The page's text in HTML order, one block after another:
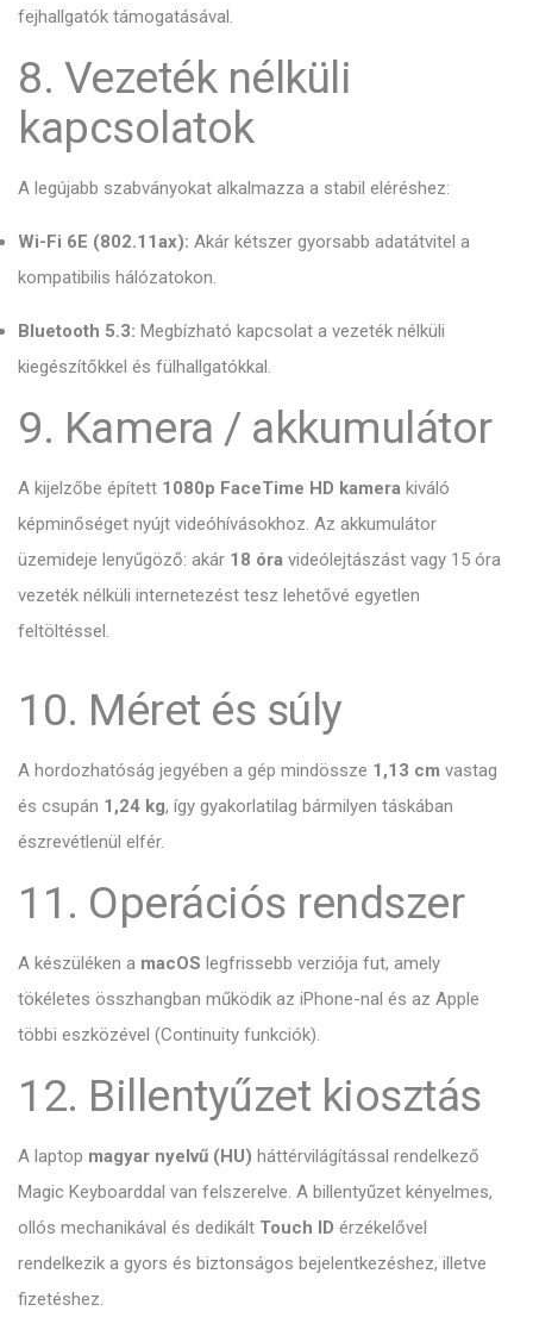
fejhallgatók támogatásával.
8. Vezeték nélküli
kapcsolatok
A legújabb szabványokat alkalmazza a stabil eléréshez:
Wi-Fi 6E (802.11ax): Akár kétszer gyorsabb adatátvitel a
kompatibilis hálózatokon.
Bluetooth 5.3: Megbízható kapcsolat a vezeték nélküli
kiegészítőkkel és fülhallgatókkal.
9. Kamera / akkumulátor
A kijelzőbe épített 1080p FaceTime HD kamera kiváló
képminőséget nyújt videóhívásokhoz. Az akkumulátor
üzemideje lenyűgöző: akár 18 óra videólejtászást vagy 15 óra
vezeték nélküli internetezést tesz lehetővé egyetlen
feltöltéssel.
10. Méret és súly
A hordozhatóság jegyében a gép mindössze 1,13 cm vastag
és csupán 1,24 kg, így gyakorlatilag bármilyen táskában
észrevétlenül elfér.
11. Operációs rendszer
A készüléken a macOS legfrissebb verziója fut, amely
tökéletes összhangban működik az iPhone-nal és az Apple
többi eszközével (Continuity funkciók).
12. Billentyűzet kiosztás
A laptop magyar nyelvű (HU) háttérvilágítással rendelkező
Magic Keyboarddal van felszerelve. A billentyűzet kényelmes,
ollós mechanikával és dedikált Touch ID érzékelővel
rendelkezik a gyors és biztonságos bejelentkezéshez, illetve
fizetéshez.